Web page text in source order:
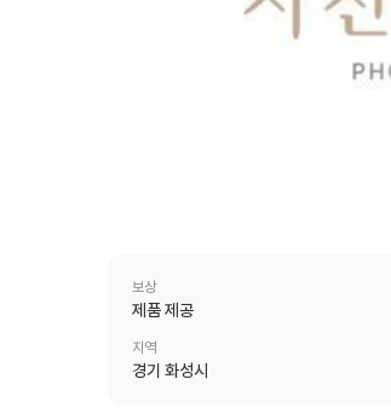
보상
제품 제공
지역
경기 화성시